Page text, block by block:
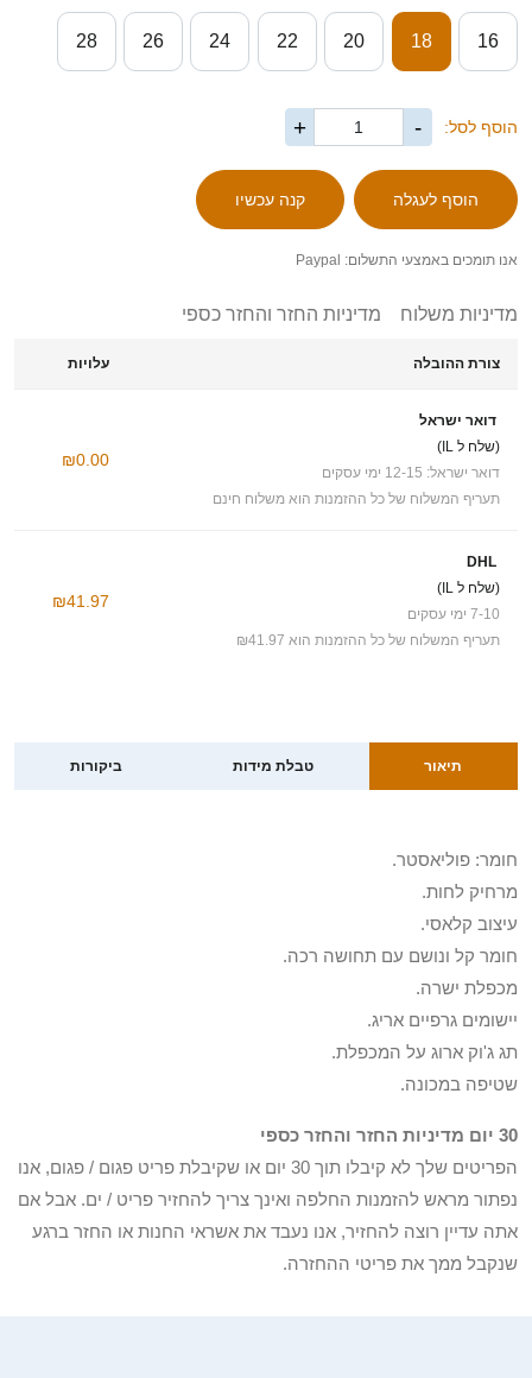
16
18
20
22
24
26
28
הוסף לסל: -
+
אנו תומכים באמצעי התשלום: Paypal
מדיניות משלוח מדיניות החזר והחזר כספי
צורת ההובלה עלויות
דואר ישראל
(שלח ל IL)
דואר ישראל: 12-15 ימי עסקים
תעריף המשלוח של כל ההזמנות הוא משלוח חינם
₪0.00
DHL
(שלח ל IL)
7-10 ימי עסקים
תעריף המשלוח של כל ההזמנות הוא ₪41.97
₪41.97
תיאור טבלת מידות ביקורות
חומר: פוליאסטר.
מרחיק לחות.
עיצוב קלאסי.
חומר קל ונושם עם תחושה רכה.
מכפלת ישרה.
יישומים גרפיים אריג.
תג ג'וק ארוג על המכפלת.
שטיפה במכונה.
30 יום מדיניות החזר והחזר כספי
הפריטים שלך לא קיבלו תוך 30 יום או שקיבלת פריט פגום / פגום, אנו
נפתור מראש להזמנות החלפה ואינך צריך להחזיר פריט / ים. אבל אם
אתה עדיין רוצה להחזיר, אנו נעבד את אשראי החנות או החזר ברגע
שנקבל ממך את פריטי ההחזרה.